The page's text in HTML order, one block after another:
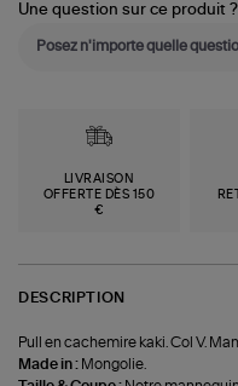
Une question sur ce produit ?
LIVRAISON
OFFERTE DÈS 150
€
DESCRIPTION
Pull en cachemire kaki. Col V.
Made in : Mongolie.